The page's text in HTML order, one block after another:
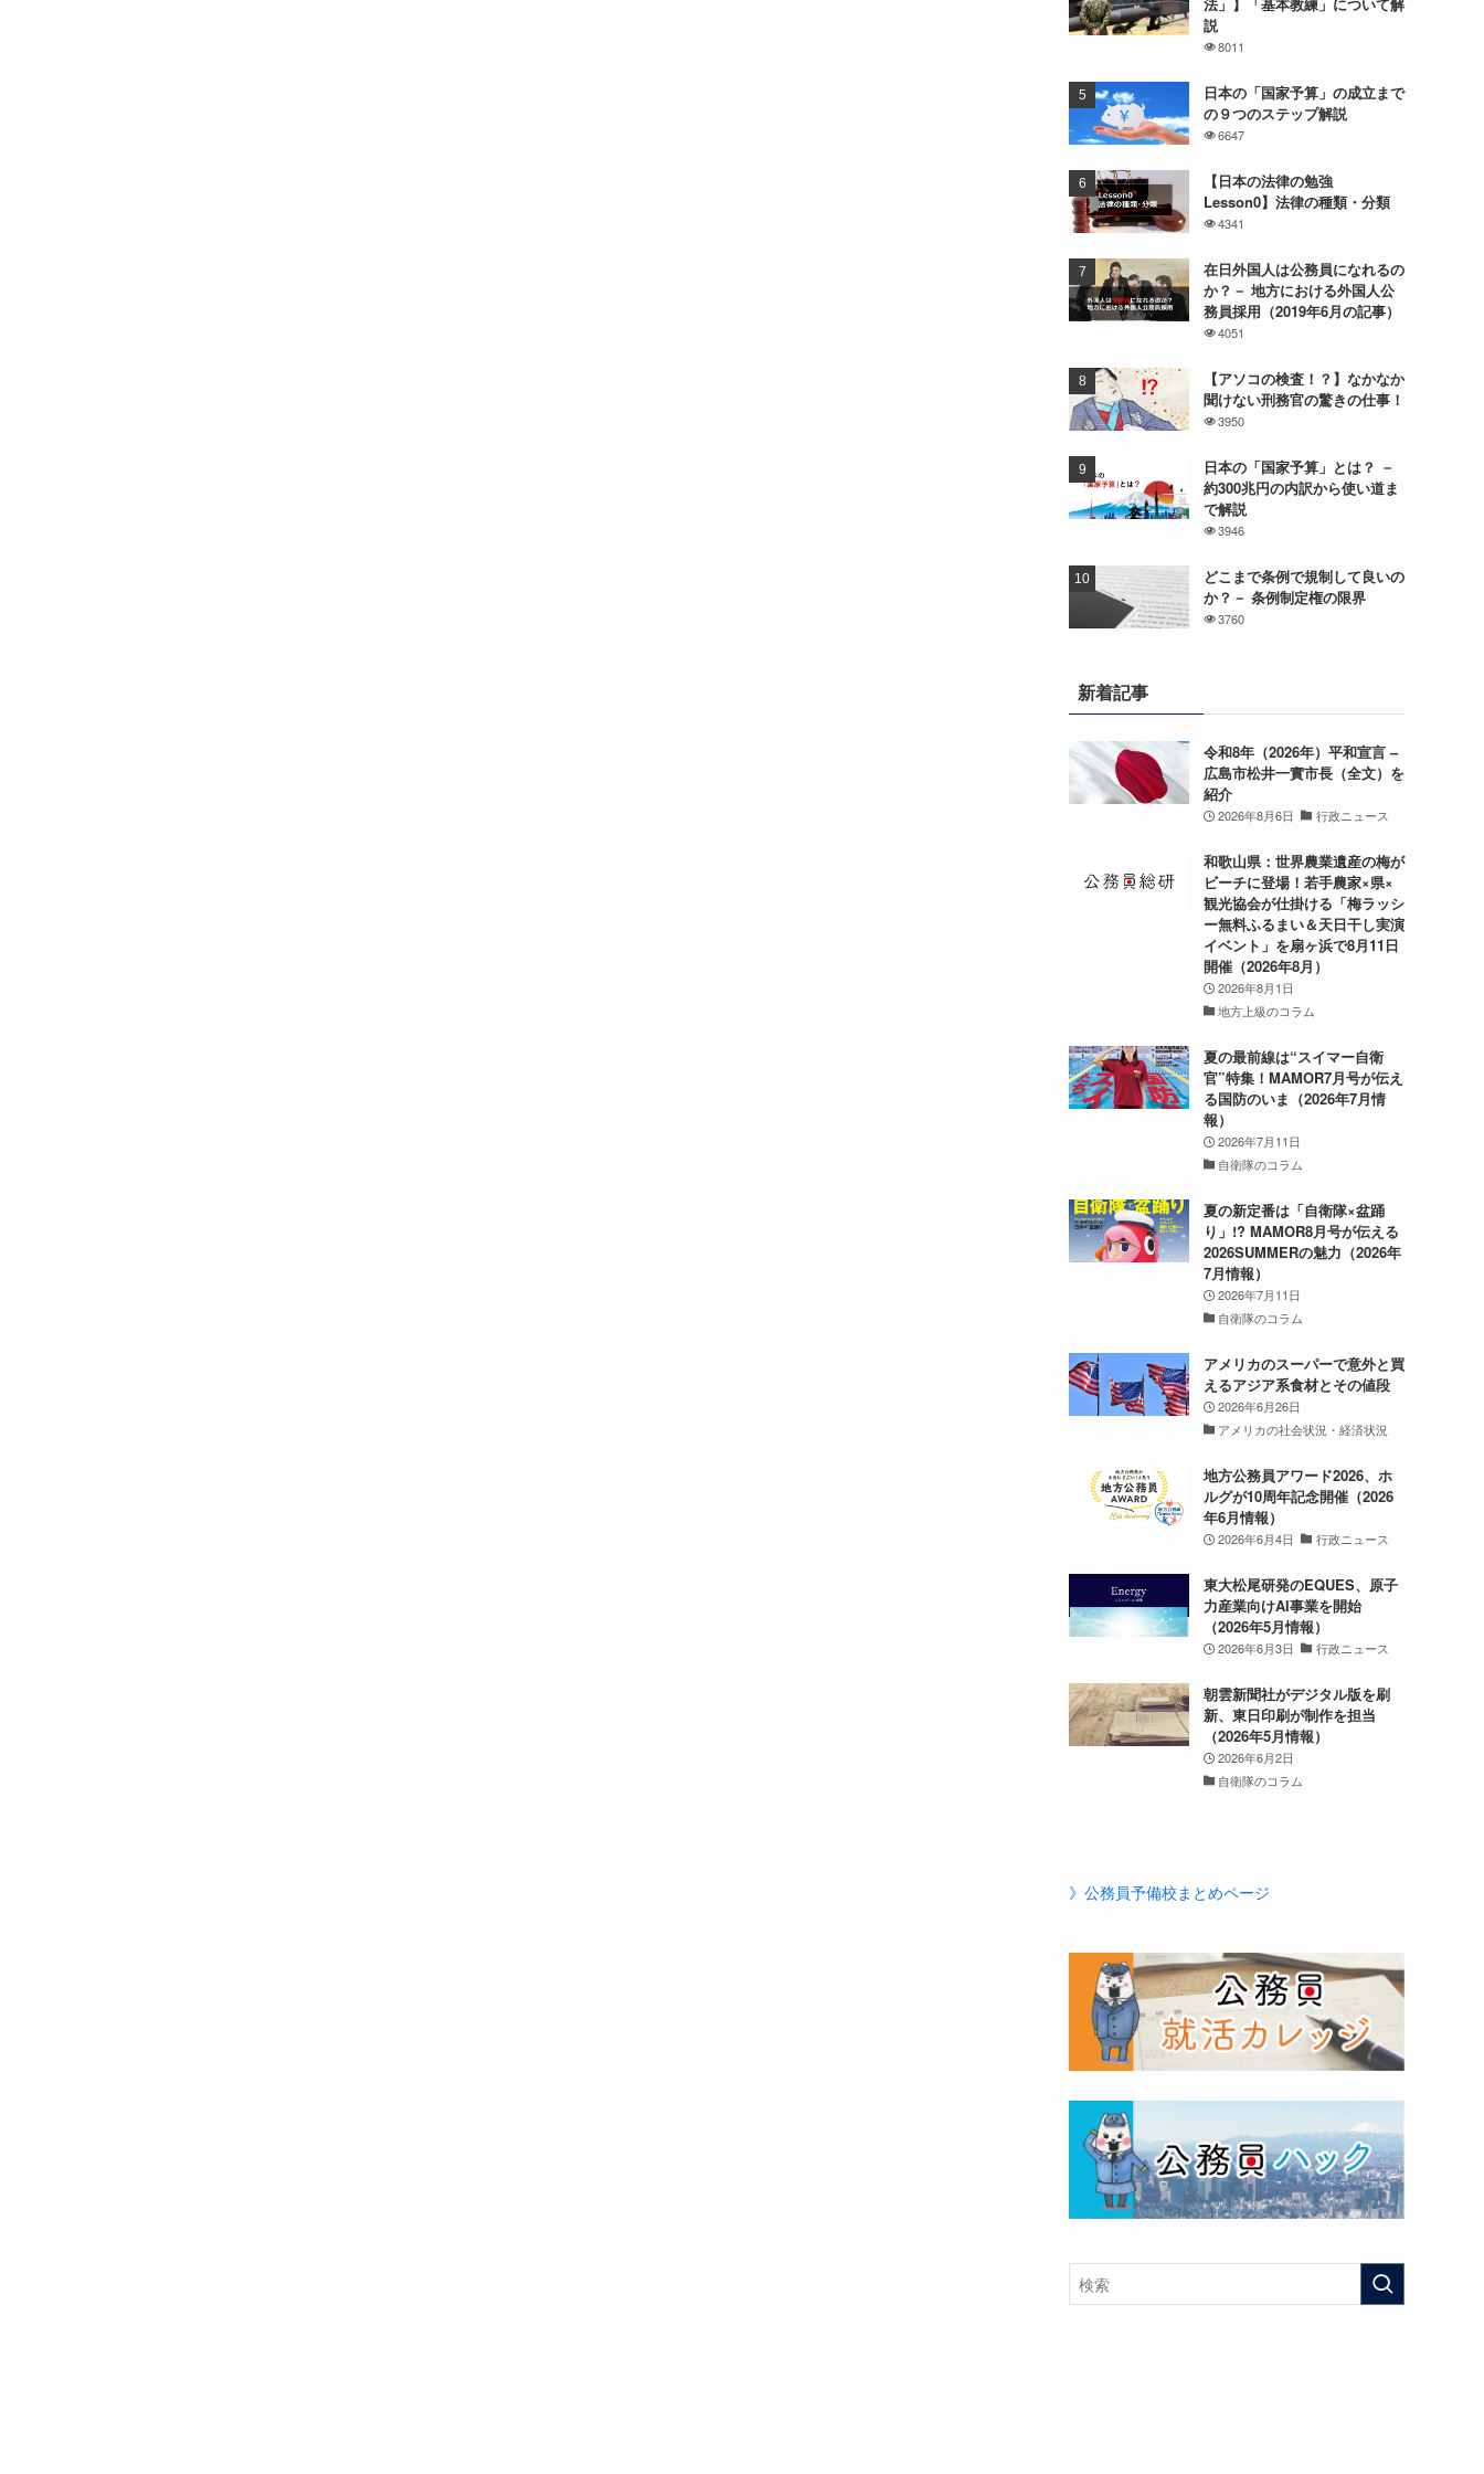
説
8011
日本の「国家予算」の成立まで
の９つのステップ解説
6647
【日本の法律の勉強
Lesson0】法律の種類・分類
4341
在日外国人は公務員になれるの
か？－ 地方における外国人公
務員採用（2019年6月の記事）
4051
【アソコの検査！？】なかなか
聞けない刑務官の驚きの仕事！
3950
日本の「国家予算」とは？ －
約300兆円の内訳から使い道ま
で解説
3946
どこまで条例で規制して良いの
か？－ 条例制定権の限界
3760
新着記事
令和8年（2026年）平和宣言 –
広島市松井一實市長（全文）を
紹介
2026年8月6日 行政ニュース
和歌山県：世界農業遺産の梅が
ビーチに登場！若手農家×県×
観光協会が仕掛ける「梅ラッシ
ー無料ふるまい＆天日干し実演
イベント」を扇ヶ浜で8月11日
開催（2026年8月）
2026年8月1日
地方上級のコラム
夏の最前線は“スイマー自衛
官”特集！MAMOR7月号が伝え
る国防のいま（2026年7月情
報）
2026年7月11日
自衛隊のコラム
夏の新定番は「自衛隊×盆踊
り」!? MAMOR8月号が伝える
2026SUMMERの魅力（2026年
7月情報）
2026年7月11日
自衛隊のコラム
アメリカのスーパーで意外と買
えるアジア系食材とその値段
2026年6月26日
アメリカの社会状況・経済状況
地方公務員アワード2026、ホ
ルグが10周年記念開催（2026
年6月情報）
2026年6月4日 行政ニュース
東大松尾研発のEQUES、原子
力産業向けAI事業を開始
（2026年5月情報）
2026年6月3日 行政ニュース
朝雲新聞社がデジタル版を刷
新、東日印刷が制作を担当
（2026年5月情報）
2026年6月2日
自衛隊のコラム
》公務員予備校まとめページ